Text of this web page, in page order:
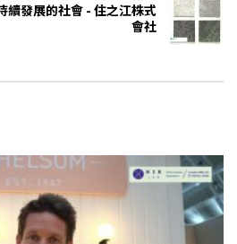
續發展的社會 - 住之江株式
會社